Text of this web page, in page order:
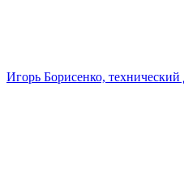
Игорь Борисенко,